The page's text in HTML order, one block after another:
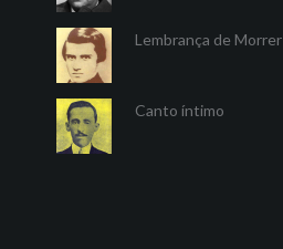
Lembrança de Morrer
Canto íntimo